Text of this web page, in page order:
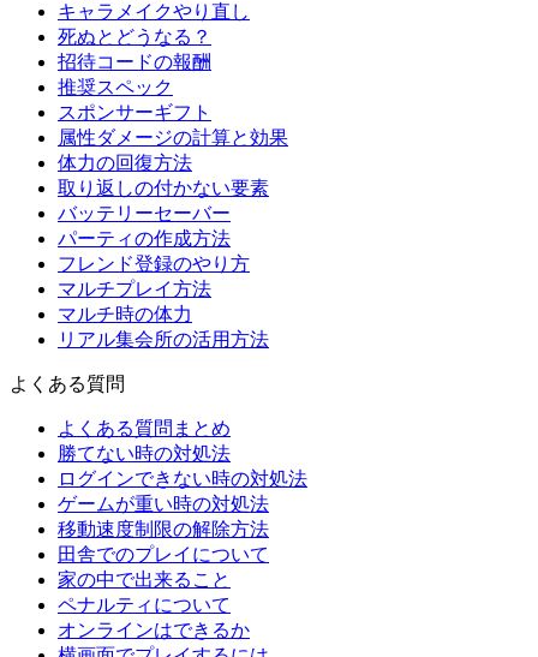
キャラメイクやり直し
死ぬとどうなる？
招待コードの報酬
推奨スペック
スポンサーギフト
属性ダメージの計算と効果
体力の回復方法
取り返しの付かない要素
バッテリーセーバー
パーティの作成方法
フレンド登録のやり方
マルチプレイ方法
マルチ時の体力
リアル集会所の活用方法
よくある質問
よくある質問まとめ
勝てない時の対処法
ログインできない時の対処法
ゲームが重い時の対処法
移動速度制限の解除方法
田舎でのプレイについて
家の中で出来ること
ペナルティについて
オンラインはできるか